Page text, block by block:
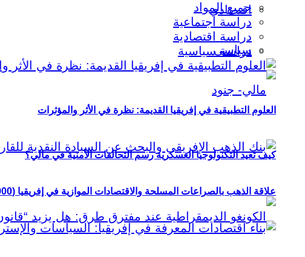
اقتصادي
سياسي
كيف تعيد التكنولوجيا العسكرية رسم التحالفات الأمنية في مالي؟
جميع المواد
دراسة اجتماعية
دراسة اقتصادية
دراسة سياسية
العلوم التطبيقية في إفريقيا القديمة: نظرة في الأثر والمؤثرات
علاقة الذهب بالصراعات المسلحة والاقتصادات الموازية في إفريقيا (2000–2026)